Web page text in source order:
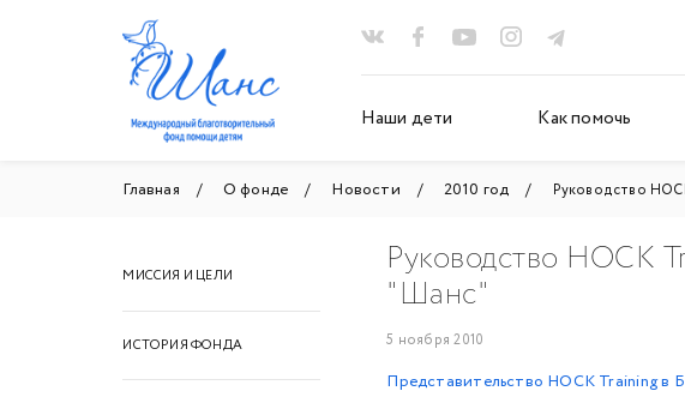
Наши дети Как помочь
Главная О фонде Новости 2010 год Руководство
МИССИЯ И ЦЕЛИ
ИСТОРИЯ ФОНДА
Руководство HOCK
"Шанс"
5 ноября 2010
Представительство HOCK Training в